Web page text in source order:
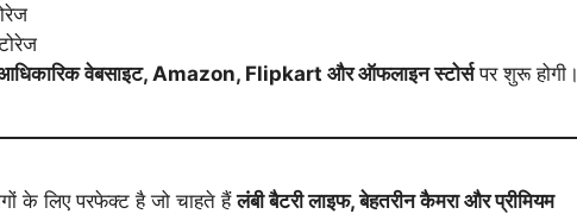
वेबसाइट, Amazon, Flipkart और ऑफलाइन स्टोर्सपर शुरू होगी।
के लिए परफेक्ट है जो चाहते हैंलंबी बैटरी लाइफ, बेहतरीन कैमरा और प्रीमियम